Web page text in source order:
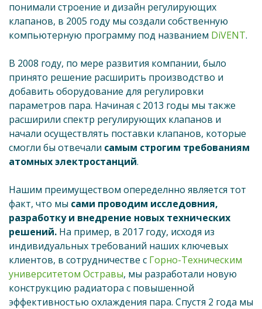
понимали строение и дизайн регулирующих
клапанов, в 2005 году мы создали собственную
компьютерную программу под названием DiVENT.
В 2008 году, по мере развития компании, было
принято решение расширить производство и
добавить оборудование для регулировки
параметров пара. Начиная с 2013 годы мы также
расширили спектр регулирующих клапанов и
начали осуществлять поставки клапанов, которые
смогли бы отвечали самым строгим требованиям
атомных электростанций.
Нашим преимуществом опеределнно является тот
факт, что мы сами проводим исследовния,
разработку и внедрение новых технических
решений. На пример, в 2017 году, исходя из
индивидуальных требований наших ключевых
клиентов, в сотрудничестве с Горно-Техническим
университетом Остравы, мы разработали новую
конструкцию радиатора с повышенной
эффективностью охлаждения пара. Спустя 2 года мы